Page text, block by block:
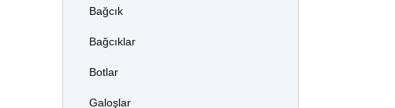
Bağcık
Bağcıklar
Botlar
Galoşlar